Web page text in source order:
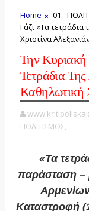
Home 01 -
Γάζι «Τα τετράδια
Χριστίνα
Την Κυριακή
Τετράδια
Καθηλωτική
ΠΟΛΙΤΙΣΜΟΣ,
«Τα
παράσταση –
Καταστροφή